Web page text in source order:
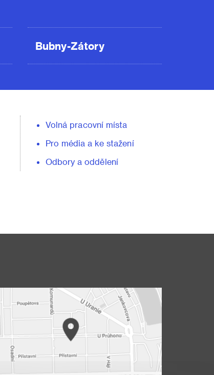
Bubny-Zátory
Volná pracovní místa
Pro média a ke stažení
Odbory a oddělení